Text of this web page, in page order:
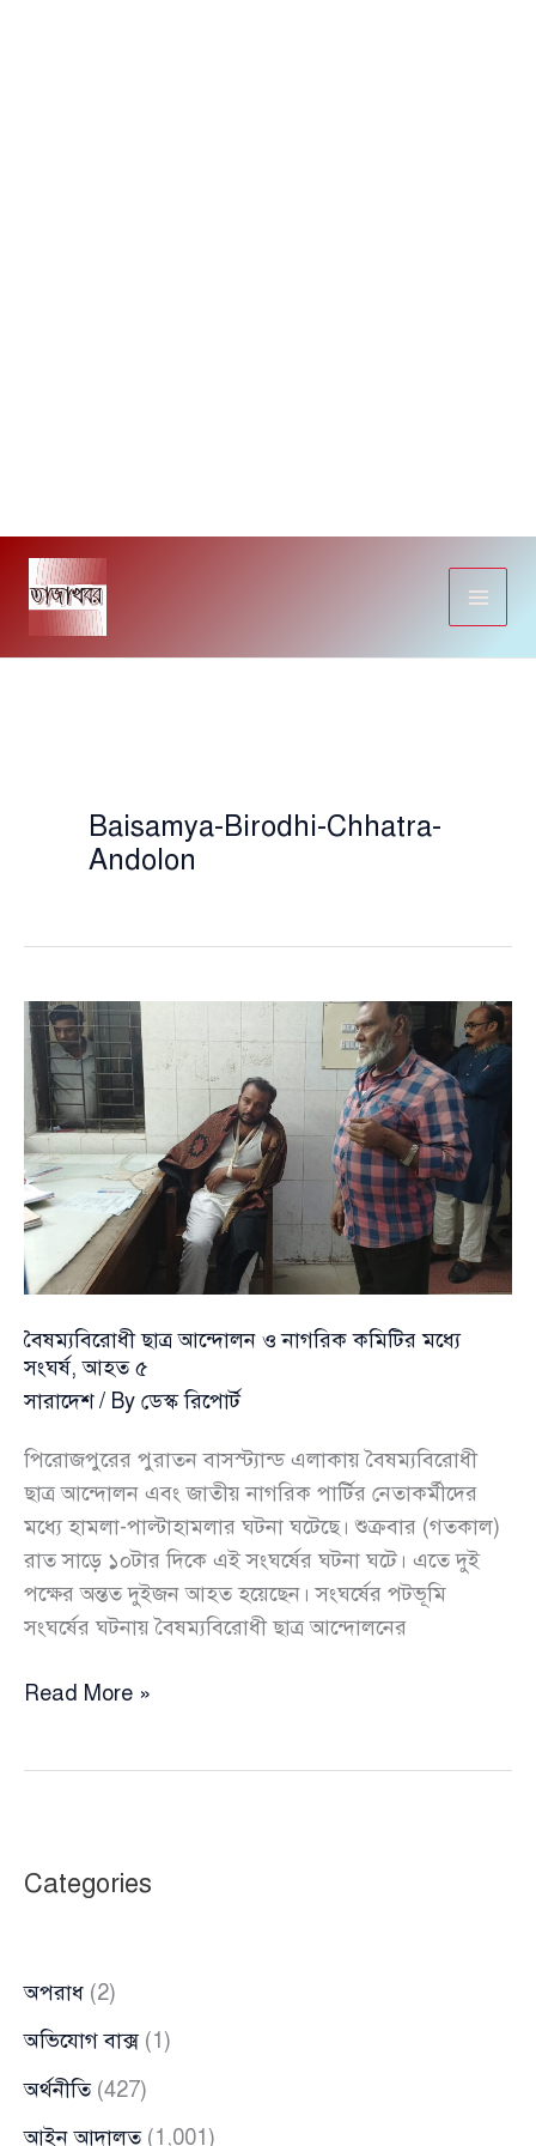
Skip
content
Baisamya-Birodhi-Chhatra-
Andolon
বৈষম্যবিরোধী ছাত্র আন্দোলন ও নাগরিক কমিটির মধ্যে
সংঘর্ষ, আহত ৫
সারাদেশ/ By ডেস্ক রিপোর্ট
পিরোজপুরের পুরাতন বাসস্ট্যান্ড এলাকায় বৈষম্যবিরোধী
ছাত্র আন্দোলন এবং জাতীয় নাগরিক পার্টির নেতাকর্মীদের
মধ্যে হামলা-পাল্টাহামলার ঘটনা ঘটেছে। শুক্রবার (গতকাল)
রাত সাড়ে ১০টার দিকে এই সংঘর্ষের ঘটনা ঘটে। এতে দুই
পক্ষের অন্তত দুইজন আহত হয়েছেন। সংঘর্ষের পটভূমি
সংঘর্ষের ঘটনায় বৈষম্যবিরোধী ছাত্র আন্দোলনের
বৈষম্যবিরোধী
মধ্যে
৫
Read More »
Categories
অপরাধ (2)
অভিযোগ বাক্স(1)
অর্থনীতি(427)
আইন আদালত(1,001)